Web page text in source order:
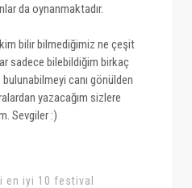
da oynanmaktadır.
bilir bilmediğimiz ne çeşit
sadece bilebildiğim birkaç
canı gönülden
yazacağım sizlere
Sevgiler :)
en iyi 10 festival